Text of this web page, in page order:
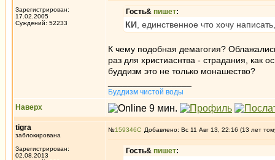
Зарегистрирован:
17.02.2005
Суждений: 52233
Гость& пишет:
КИ , единственное что хочу
К чему подобная демагогия?
раз для христиаснтва - страдания, как
буддизм это не только монашество?
Буддизм чистой воды
Наверх
tigra
заблокирована
Зарегистрирован:
02.08.2013
№159346 Добавлено: Вс 11 Авг 13, 22:16 (13 лет
Гость& пишет: